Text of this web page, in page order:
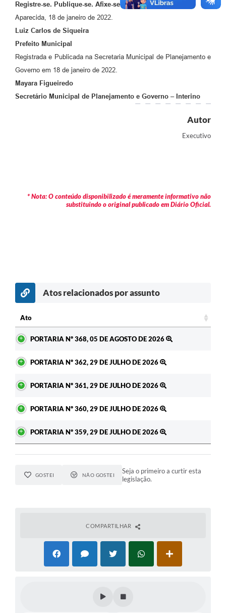
FAQ
Registre-se. Publique-se. Afixe-se. Cumpra-se.
Aparecida, 18 de janeiro de 2022.
Luiz Carlos de Siqueira
Prefeito Municipal
Registrada e Publicada na Secretaria Municipal de Planejamento e
Governo em 18 de janeiro de 2022.
Mayara Figueiredo
Secretário Municipal de Planejamento e Governo – Interino
Autor
Executivo
* Nota: O conteúdo disponibilizado é meramente informativo não
substituindo o original publicado em Diário Oficial.
Atos relacionados por assunto
Ato
PORTARIA Nº 368, 05 DE AGOSTO DE 2026
PORTARIA Nº 362, 29 DE JULHO DE 2026
PORTARIA Nº 361, 29 DE JULHO DE 2026
PORTARIA Nº 360, 29 DE JULHO DE 2026
PORTARIA Nº 359, 29 DE JULHO DE 2026
GOSTEI NÃO GOSTEI
Seja o primeiro a curtir esta
legislação.
COMPARTILHAR